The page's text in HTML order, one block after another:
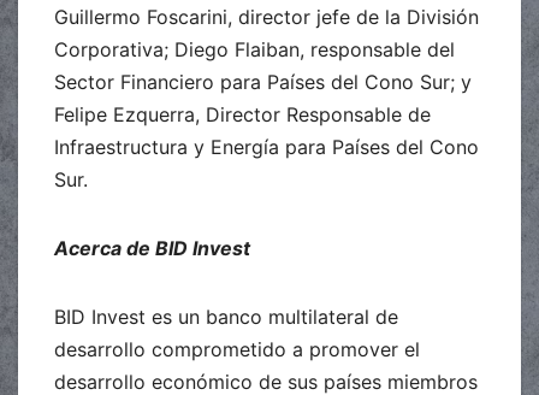
Guillermo Foscarini, director jefe de la División
Corporativa; Diego Flaiban, responsable del
Sector Financiero para Países del Cono Sur; y
Felipe Ezquerra, Director Responsable de
Infraestructura y Energía para Países del Cono
Sur.
Acerca de BID Invest
BID Invest es un banco multilateral de
desarrollo comprometido a promover el
desarrollo económico de sus países miembros